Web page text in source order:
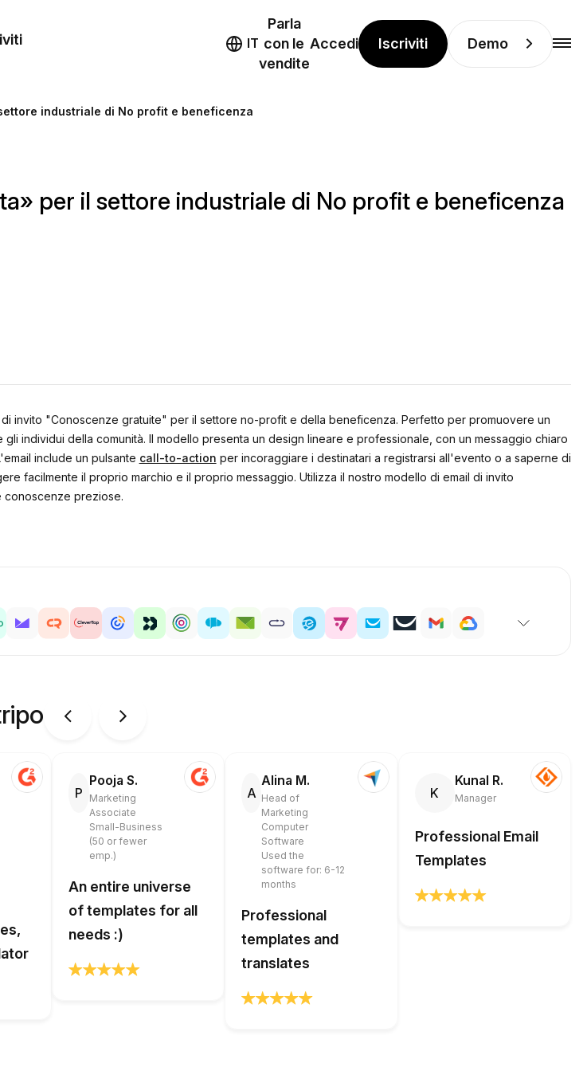
IT
Parla
con le
vendite
Accedi Iscriviti Demo
industriale di No profit e beneficenza
per il settore industriale di No profit e beneficenza
invito "Conoscenze gratuite" per il settore no-profit e della beneficenza. Perfetto per promuovere un
individui della comunità. Il modello presenta un design lineare e professionale, con un messaggio chiaro
include un pulsante call-to-action per incoraggiare i destinatari a registrarsi all'evento o a saperne di
facilmente il proprio marchio e il proprio messaggio. Utilizza il nostro modello di email di invito
conoscenze preziose.
P
Pooja S.
Marketing
Associate
Small-Business
(50 or fewer
emp.)
An entire universe
of templates for all
needs :)
A
Alina M.
Head of
Marketing
Computer
Software
Used the
software for: 6-12
months
Professional
templates and
translates
K
Kunal R.
Manager
Professional Email
Templates